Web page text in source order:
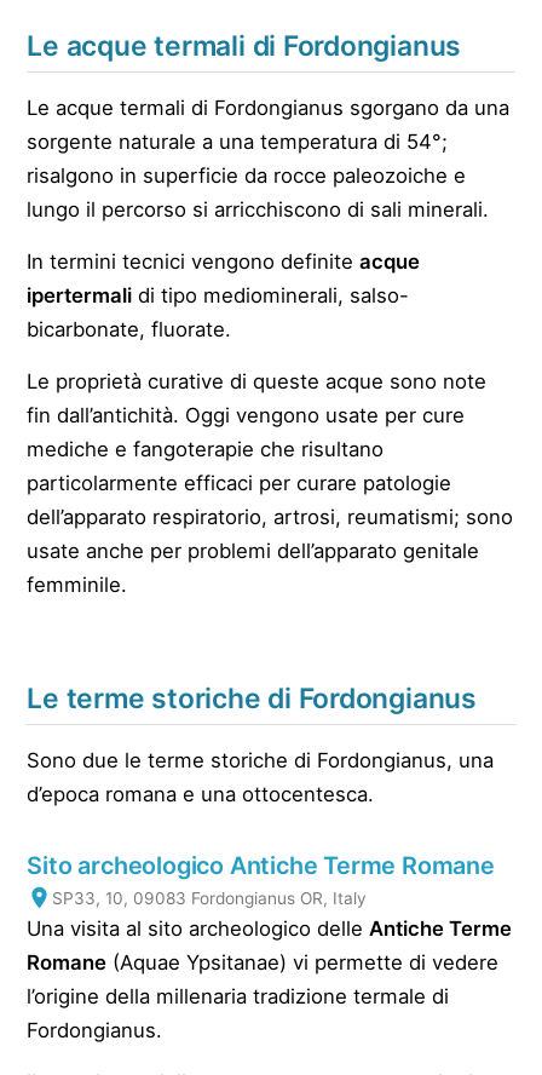
Le acque termali di Fordongianus
Le acque termali di Fordongianus sgorgano da una
sorgente naturale a una temperatura di 54°;
risalgono in superficie da rocce paleozoiche e
lungo il percorso si arricchiscono di sali minerali.
In termini tecnici vengono definiteacque
ipertermali di tipo mediominerali, salso-
bicarbonate, fluorate.
Le proprietà curative di queste acque sono note
fin dall’antichità. Oggi vengono usate per cure
mediche e fangoterapie che risultano
particolarmente efficaci per curare patologie
dell’apparato respiratorio, artrosi, reumatismi; sono
usate anche per problemi dell’apparato genitale
femminile.
Le terme storiche di Fordongianus
Sono due le terme storiche di Fordongianus, una
d’epoca romana e una ottocentesca.
Sito archeologico Antiche Terme Romane
SP33, 10, 09083 Fordongianus OR, Italy
Una visita al sito archeologico delleAntiche Terme
Romane (Aquae Ypsitanae) vi permette di vedere
l’origine della millenaria tradizione termale di
Fordongianus.